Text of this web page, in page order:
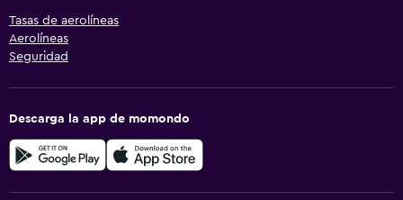
Tasas de aerolíneas
Aerolíneas
Seguridad
Descarga la app de momondo